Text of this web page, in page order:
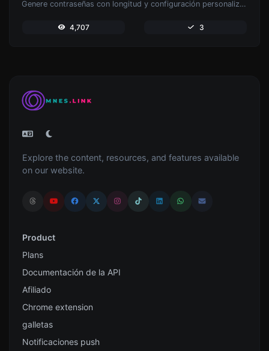
Genere contraseñas con longitud y configuración personalizadas.
4,707 3
Explore the content, resources, and features available
on our website.
Product
Plans
Documentación de la API
Afiliado
Chrome extension
galletas
Notificaciones push